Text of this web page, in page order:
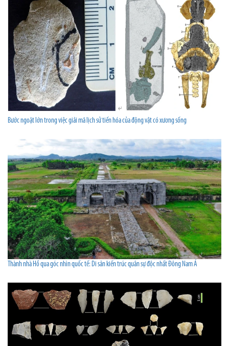
Bước ngoặt lớn trong việc giải mã lịch sử tiến hóa của động vật có xương sống
Thành nhà Hồ qua góc nhìn quốc tế: Di sản kiến trúc quân sự độc nhất Đông Nam Á